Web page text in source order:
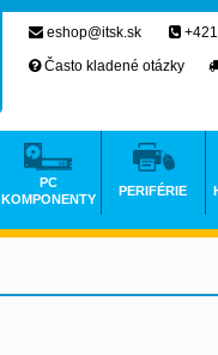
eshop@itsk.sk
Často kladené otázky
PC
KOMPONENTY
PERIFÉRIE